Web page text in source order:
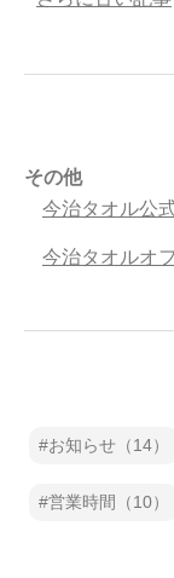
その他
今治タオル公
今治タオルオ
お知らせ（14）
営業時間（10）